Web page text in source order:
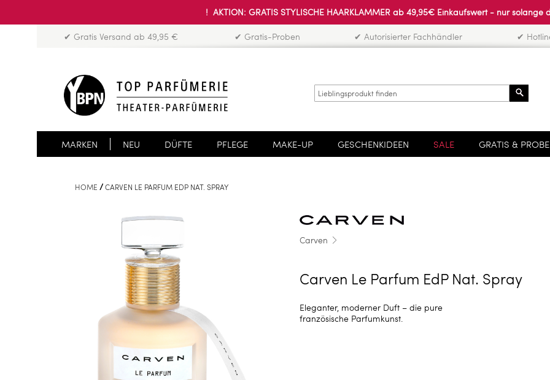
! AKTION: GRATIS STYLISCHE HAARKLAMMER ab 49,95€ Einkaufswert - nur solange
✔ Gratis Versand ab 49,95 € ✔ Gratis-Proben ✔ Autorisierter Fachhändler ✔
MARKEN NEU DÜFTE PFLEGE MAKE-UP GESCHENKIDEEN SALE GRATIS &
HOME CARVEN LE PARFUM EDP NAT. SPRAY
Carven
Carven Le Parfum EdP Nat. Spray
Eleganter, moderner Duft – die pure
französische Parfumkunst.